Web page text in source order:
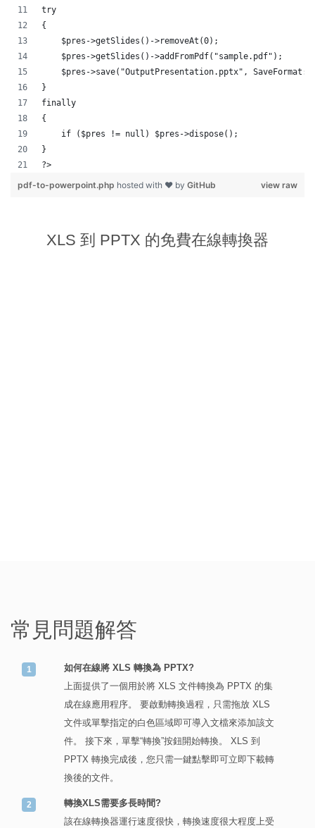
try
{
    $pres->getSlides()->removeAt(0);
    $pres->getSlides()->addFromPdf("sample.pdf");
$pres->save("OutputPresentation.pptx",
}
finally
{
    if ($pres != null) $pres->dispose();
}
?>
view raw
pdf-to-powerpoint.php hosted with ❤ by GitHub
XLS 到 PPTX 的免費在線轉換器
常見問題解答
如何在線將 XLS 轉換為 PPTX?
上面提供了一個用於將 XLS 文件轉換為 PPTX 的集
成在線應用程序。 要啟動轉換過程，只需拖放 XLS
文件或單擊指定的白色區域即可導入文檔來添加該文
件。 接下來，單擊“轉換”按鈕開始轉換。 XLS 到
PPTX 轉換完成後，您只需一鍵點擊即可立即下載轉
換後的文件。
轉換XLS需要多長時間?
該在線轉換器運行速度很快，轉換速度很大程度上受